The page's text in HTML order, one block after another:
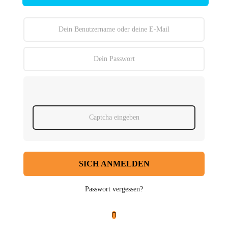
SICH ANMELDEN
Passwort vergessen?